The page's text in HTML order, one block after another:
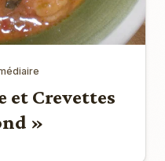
et Crevettes
»